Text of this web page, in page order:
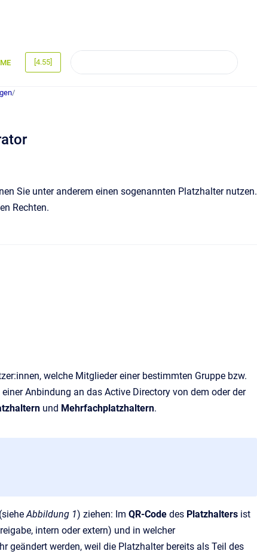
[4.55]
/
Sie unter anderem einen sogenannten Platzhalter nutzen.
Rechten.
welche Mitglieder einer bestimmten Gruppe bzw.
Anbindung an das Active Directory von dem oder der
und Mehrfachplatzhaltern.
Abbildung 1) ziehen: Im QR-Code des Platzhalters ist
intern oder extern) und in welcher
geändert werden, weil die Platzhalter bereits als Teil des